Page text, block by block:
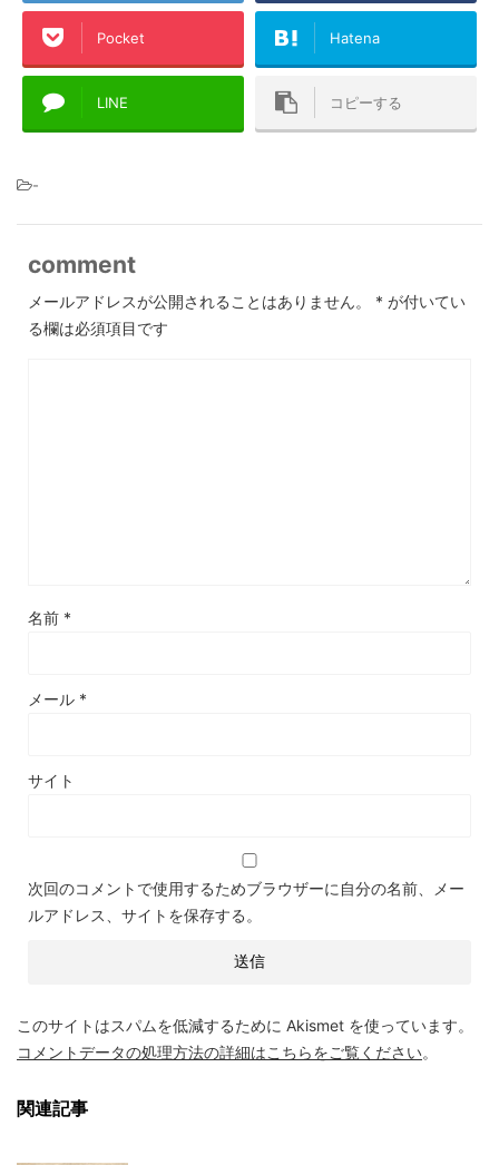
Pocket Hatena
LINE コピーする
-
comment
メールアドレスが公開されることはありません。 * が付いてい
る欄は必須項目です
名前 *
メール *
サイト
次回のコメントで使用するためブラウザーに自分の名前、メー
ルアドレス、サイトを保存する。
このサイトはスパムを低減するために Akismet を使っています。
コメントデータの処理方法の詳細はこちらをご覧ください。
関連記事